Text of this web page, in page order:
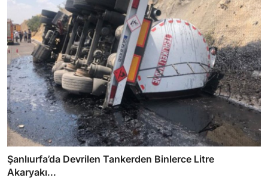
Şanlıurfa’da Devrilen Tankerden Binlerce Litre
Akaryakı...